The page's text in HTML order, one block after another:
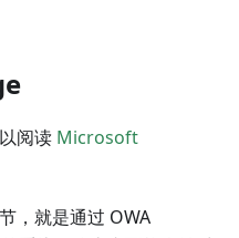
阅读 Microsoft
，就是通过 OWA